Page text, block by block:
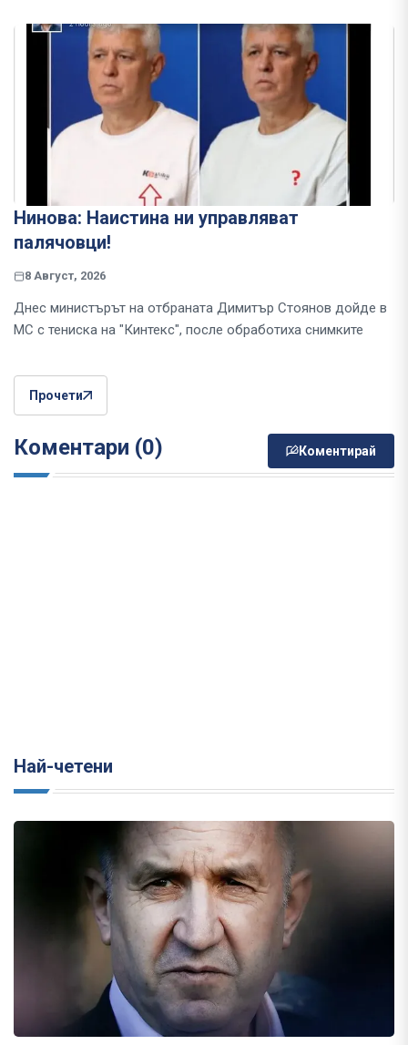
Нинова: Наистина ни управляват
палячовци!
8 Август, 2026
Днес министърът на отбраната Димитър Стоянов дойде в
МС с тениска на "Кинтекс", после обработиха снимките
Прочети
Коментари (0) Коментирай
Най-четени